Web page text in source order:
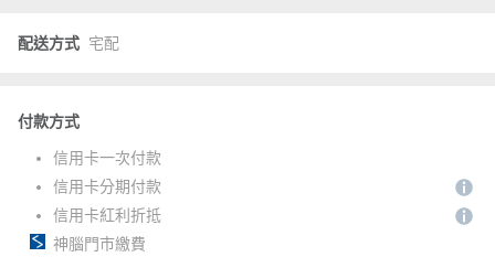
配送方式 宅配
付款方式
信用卡一次付款
信用卡分期付款
信用卡紅利折抵
神腦門市繳費